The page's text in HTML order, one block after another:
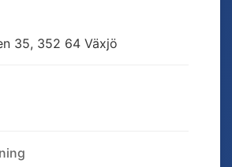
35, 352 64 Växjö